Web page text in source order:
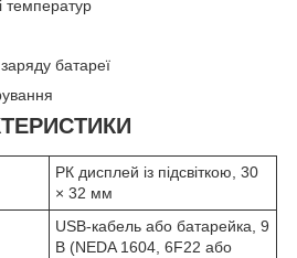
температур
батареї
РК дисплей із підсвіткою, 30
× 32 мм
USB-кабель або батарейка, 9
В (NEDA 1604, 6F22 або